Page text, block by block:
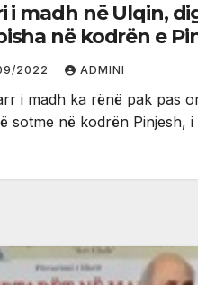
i madh në Ulqin,
në kodrën e
2022 ADMINI
i madh ka rënë pak pas
sotme në kodrën Pinjesh,